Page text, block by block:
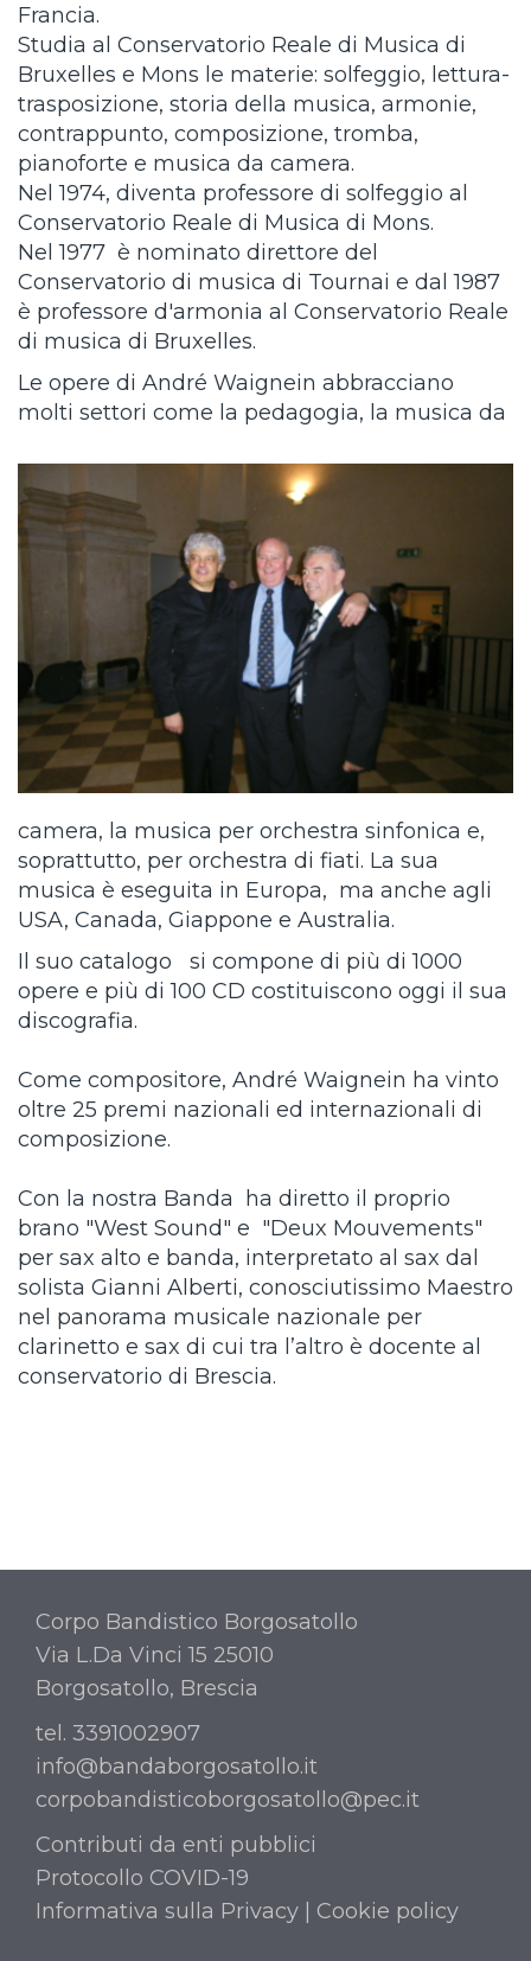
Francia.
Studia al Conservatorio Reale di Musica di
Bruxelles e Mons le materie: solfeggio, lettura-
trasposizione, storia della musica, armonie,
contrappunto, composizione, tromba,
pianoforte e musica da camera.
Nel 1974, diventa professore di solfeggio al
Conservatorio Reale di Musica di Mons.
Nel 1977 è nominato direttore del
Conservatorio di musica di Tournai e dal 1987
è professore d'armonia al Conservatorio Reale
di musica di Bruxelles.
Le opere di André Waignein abbracciano
molti settori come la pedagogia, la musica da
camera, la musica per orchestra sinfonica e,
soprattutto, per orchestra di fiati. La sua
musica è eseguita in Europa, ma anche agli
USA, Canada, Giappone e Australia.
Il suo catalogo si compone di più di 1000
opere e più di 100 CD costituiscono oggi il sua
discografia.
Come compositore, André Waignein ha vinto
oltre 25 premi nazionali ed internazionali di
composizione.
Con la nostra Banda ha diretto il proprio
brano "West Sound" e "Deux Mouvements"
per sax alto e banda, interpretato al sax dal
solista Gianni Alberti, conosciutissimo Maestro
nel panorama musicale nazionale per
clarinetto e sax di cui tra l’altro è docente al
conservatorio di Brescia.
Corpo Bandistico Borgosatollo
Via L.Da Vinci 15 25010
Borgosatollo, Brescia
tel. 3391002907
info@bandaborgosatollo.it
corpobandisticoborgosatollo@pec.it
Contributi da enti pubblici
Protocollo COVID-19
Informativa sulla Privacy
Cookie policy